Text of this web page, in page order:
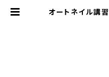
オートネイル講